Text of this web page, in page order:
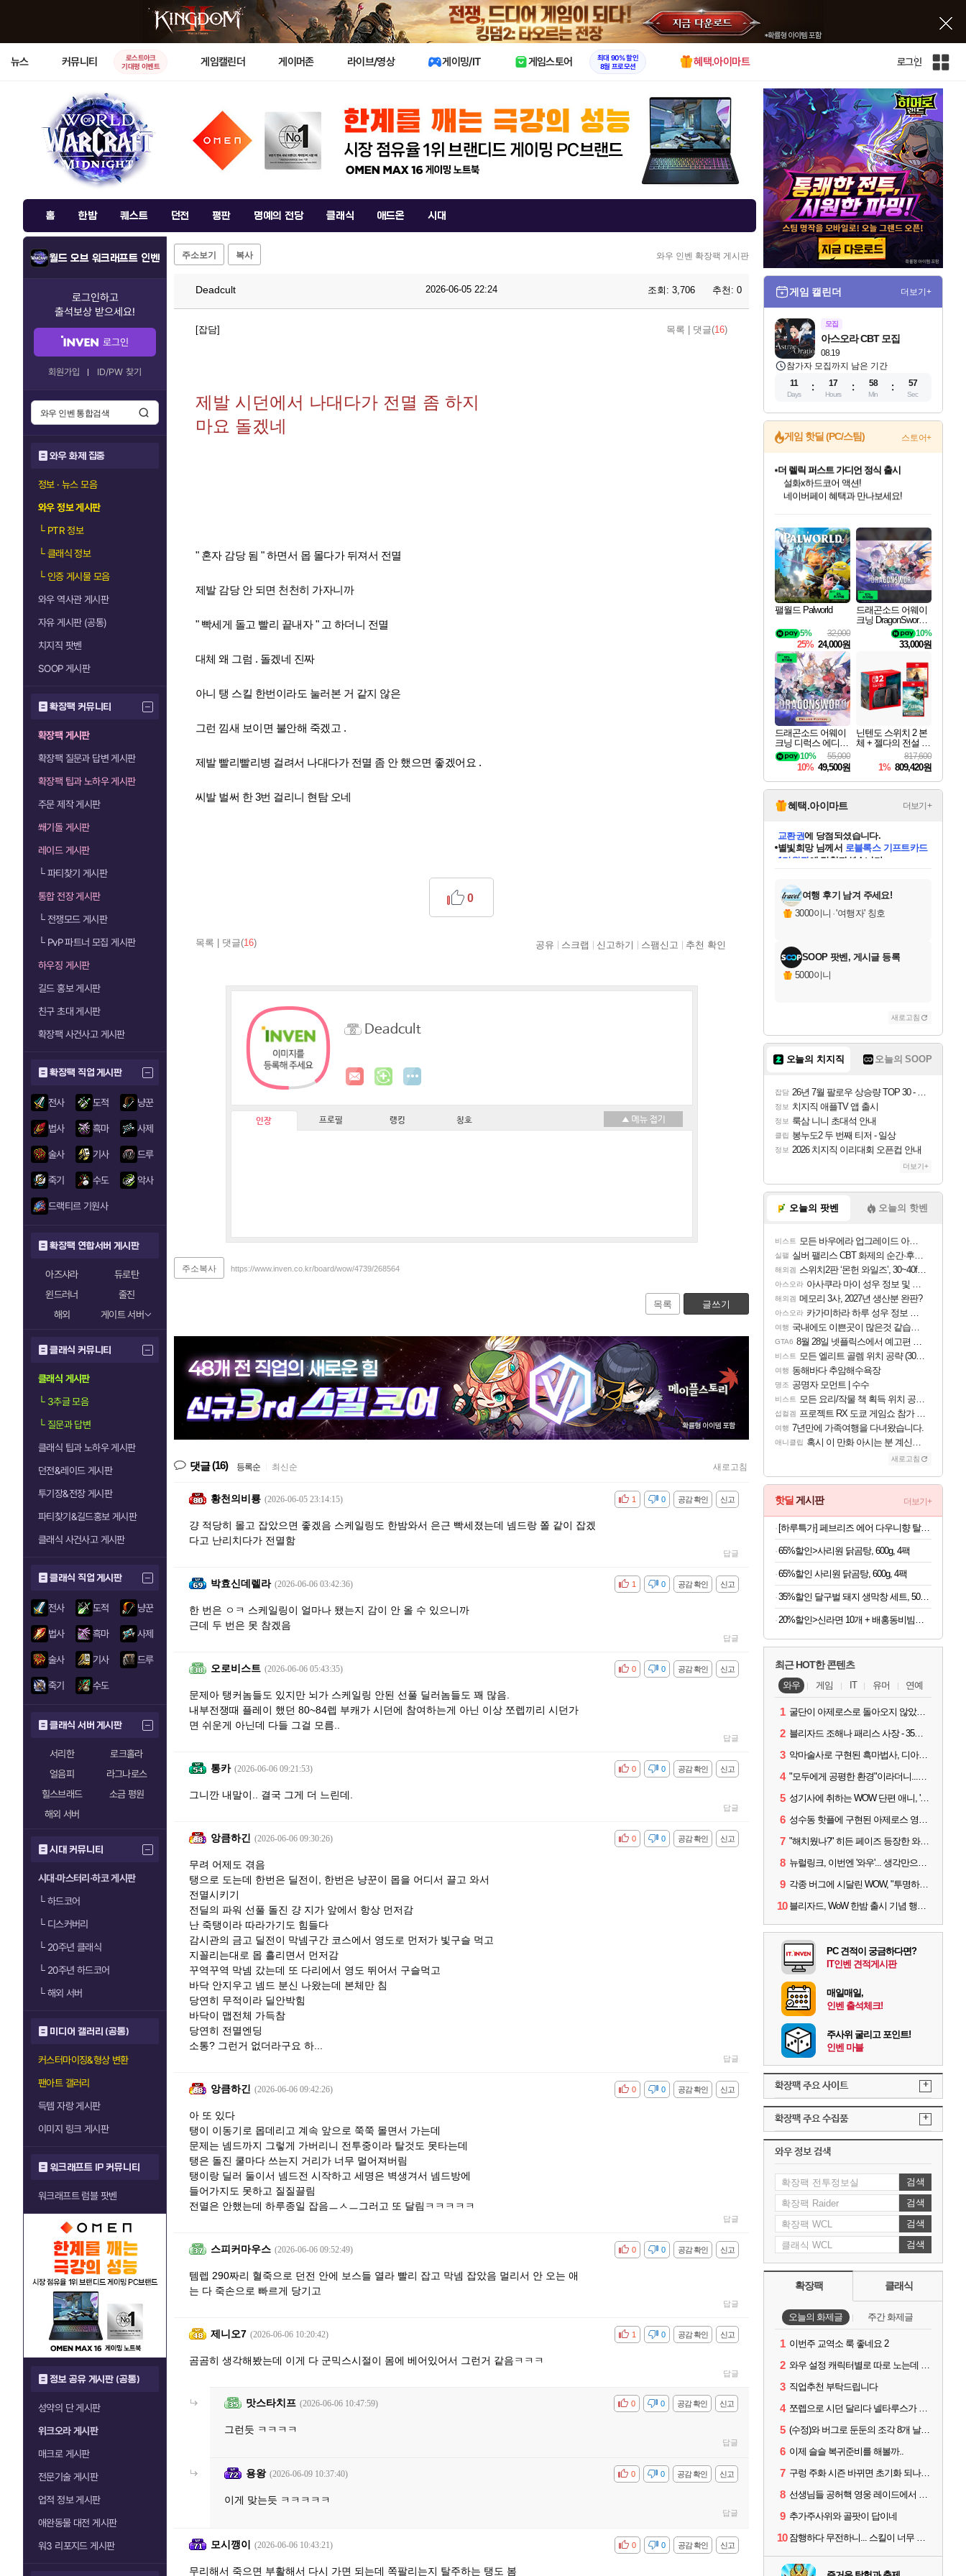
X
뉴스 커뮤니티
로스트아크
기대평 이벤트
게임캘린더 게이머존 라이브/영상 게이밍/IT 게임스토어
최대 90% 할인
8월 프로모션
혜택.아이마트 로그인
인
전
이
트
맵
홈 한밤 퀘스트 던전 평판 명예의 전당 클래식 애드온 시대
월드 오브 워크래프트 인벤
로그인하고
출석보상 받으세요!
로그인
회원가입 ID/PW 찾기
와우 화제 집중
정보 · 뉴스 모음
와우 정보 게시판
└PTR 정보
└클래식 정보
└인증 게시물 모음
와우 역사관 게시판
자유 게시판 (공통)
치지직 팟벤
SOOP 게시판
확장팩 커뮤니티
확장팩 게시판
확장팩 질문과 답변 게시판
확장팩 팁과 노하우 게시판
주문 제작 게시판
쐐기돌 게시판
레이드 게시판
└파티찾기 게시판
통합 전장 게시판
└전쟁모드 게시판
└PvP 파트너 모집 게시판
하우징 게시판
길드 홍보 게시판
친구 초대 게시판
확장팩 사건사고 게시판
확장팩 직업 게시판
전사 도적 냥꾼
법사 흑마 사제
술사 기사 드루
죽기 수도 악사
드랙티르 기원사
확장팩 연합서버 게시판
아즈샤라
듀로탄
윈드러너
줄진
해외
게이트 서버
클래식 커뮤니티
클래식 게시판
└3추글 모음
└질문과 답변
클래식 팁과 노하우 게시판
던전&레이드 게시판
투기장&전장 게시판
파티찾기&길드홍보 게시판
클래식 사건사고 게시판
클래식 직업 게시판
전사 도적 냥꾼
법사 흑마 사제
술사 기사 드루
죽기 수도
클래식 서버 게시판
서리한
로크홀라
얼음피
라그나로스
힐스브래드
소금 평원
해외 서버
시대 커뮤니티
시대·마스터리·하코 게시판
└하드코어
└디스커버리
└20주년 클래식
└20주년 하드코어
└해외 서버
미디어 갤러리 (공통)
커스터마이징&형상 변환
팬아트 갤러리
득템 자랑 게시판
이미지 링크 게시판
워크래프트 IP 커뮤니티
워크래프트 럼블 팟벤
정보 공유 게시판 (공통)
성약의 단 게시판
위크오라 게시판
매크로 게시판
전문기술 게시판
업적 정보 게시판
애완동물 대전 게시판
워3 리포지드 게시판
주소보기 복사 와우 인벤 확장팩 게시판
Deadcult 2026-06-05 22:24 조회: 3,706 추천: 0
[잡담] 목록 댓글(16)
제발 시던에서 나대다가 전멸 좀 하지
마요 돌겠네
" 혼자 감당 됨 " 하면서 몹 몰다가 뒤져서 전멸
제발 감당 안 되면 천천히 가자니까
" 빡세게 돌고 빨리 끝내자 " 고 하더니 전멸
대체 왜 그럼 . 돌겠네 진짜
아니 탱 스킬 한번이라도 눌러본 거 같지 않은
그런 낌새 보이면 불안해 죽겠고 .
제발 빨리빨리병 걸려서 나대다가 전멸 좀 안 했으면 좋겠어요 .
씨발 벌써 한 3번 걸리니 현탐 오네
목록 댓글(16)
0
공유 스크랩 신고하기 스팸신고 추천 확인
Deadcult
인장 프로필 랭킹 칭호
주소복사 https://www.inven.co.kr/board/wow/4739/268564
목록 글쓰기
댓글(16) 등록순 최신순 새로고침
황천의비룡 (2026-06-05 23:14:15) 신고
공감 확인
비공감 0
1
걍 적당히 몰고 잡았으면 좋겠음 스케일링도 한밤와서 은근 빡세졌는데 넴드랑 쫄 같이 잡겠
다고 난리치다가 전멸함
답글
박효신데렐라 (2026-06-06 03:42:36) 신고
공감 확인
비공감 0
1
한 번은 ㅇㅋ 스케일링이 얼마나 됐는지 감이 안 올 수 있으니까
근데 두 번은 못 참겠음
답글
오로비스트 (2026-06-06 05:43:35) 신고
공감 확인
비공감 0
0
문제아 탱커놈들도 있지만 뇌가 스케일링 안된 선풀 딜러놈들도 꽤 많음.
내부전쟁때 플레이 했던 80~84렙 부캐가 시던에 참여하는게 아닌 이상 쪼렙끼리 시던가
면 쉬운게 아닌데 다들 그걸 모름..
답글
통카 (2026-06-06 09:21:53) 신고
공감 확인
비공감 0
0
그니깐 내말이.. 결국 그게 더 느린데.
답글
앙큼하긴 (2026-06-06 09:30:26) 신고
공감 확인
비공감 0
0
무려 어제도 겪음
탱으로 도는데 한번은 딜전이, 한번은 냥꾼이 몹을 어디서 끌고 와서
전멸시키기
전딜의 파워 선풀 돌진 걍 지가 앞에서 항상 먼저감
난 죽탱이라 따라가기도 힘들다
감시관의 금고 딜전이 막넴구간 코스에서 영도로 먼저가 빛구슬 먹고
지꼴리는대로 몹 흘리면서 먼저감
꾸역꾸역 막넴 갔는데 또 다리에서 영도 뛰어서 구슬먹고
바닥 안지우고 넴드 분신 나왔는데 본체만 침
당연히 무적이라 딜안박힘
바닥이 맵전체 가득참
당연히 전멸엔딩
소통? 그런거 없더라구요 하...
답글
앙큼하긴 (2026-06-06 09:42:26) 신고
공감 확인
비공감 0
0
아 또 있다
탱이 이동기로 몹데리고 계속 앞으로 쭉쭉 몰면서 가는데
문제는 넴드까지 그렇게 가버리니 전투중이라 탈것도 못타는데
탱은 돌진 쿨마다 쓰는지 거리가 너무 멀어져버림
탱이랑 딜러 둘이서 넴드전 시작하고 세명은 벽생겨서 넴드방에
들어가지도 못하고 질질끌림
전멸은 안했는데 하루종일 잡음ㅡㅅㅡ그러고 또 달림ㅋㅋㅋㅋㅋ
답글
스피커마우스 (2026-06-06 09:52:49) 신고
공감 확인
비공감 0
0
템렙 290짜리 혈죽으로 던전 안에 보스들 열라 빨리 잡고 막넴 잡았음 멀리서 안 오는 애
는 다 죽손으로 빠르게 당기고
답글
제니오7 (2026-06-06 10:20:42) 신고
공감 확인
비공감 0
1
곰곰히 생각해봤는데 이게 다 군믹스시절이 몸에 베어있어서 그런거 같음ㅋㅋㅋ
답글
맛스타치프 (2026-06-06 10:47:59) 신고
공감 확인
비공감 0
0
그런듯 ㅋㅋㅋㅋ
답글
용왕 (2026-06-09 10:37:40) 신고
공감 확인
비공감 0
0
이게 맞는듯 ㅋㅋㅋㅋㅋ
답글
모시깽이 (2026-06-06 10:43:21) 신고
공감 확인
비공감 0
0
무리해서 죽으면 부활해서 다시 가면 되는데 쪽팔리는지 탈주하는 탱도 봄
게임 캘린더 더보기+
모집
08.19
아스오라 CBT 모집
참가자 모집까지 남은 기간
11
Days
17
Hours
58
Min
56
Sec
게임 핫딜 (PC/스팀) 스토어+
최대 90% 할인가를 만나보세요!
네이버혜택과 함께 만나보세요!
50%할인&추가 적립까지!
네이버 포인트 혜택까지!
이니&베니 혜택까지!
네이버 혜택가와 함께 예약하세요!
할인&네이버혜택으로 만나보세요!
더 렐릭 퍼스트 가디언 정식 출시
설화x하드코어 액션!
네이버페이 혜택과 만나보세요!
40주년 프로모션으로 만나보세요!
할인가에 만나보세요!
일부 에디션 상시 할인!
혜택으로 예약 판매 중
편안하게 충전하세요
팰월드 Palworld
32,000
5%
25% 24,000원
드래곤소드 어웨이
크닝 DragonSword A
10%
33,000원
드래곤소드 어웨이
크닝 디럭스 에디션
DragonSword Awake
ning Deluxe Edition
55,000
10%
10% 49,500원
닌텐도 스위치 2 본
체 + 젤다의 전설 티
어스 오브 더 킹덤
닌텐도 스위치 2 에
디션 + 젤다의 전설
브레스 오브 더 와
일드 닌텐도 스위치
2 에디션 번들
817,600
1% 809,420원
혜택.아이마트 더보기+
교환.
당첨되셨습니다.
당첨되셨습니다.
당첨되셨습니다.
별빛희망 님께서로블록스 기프트카드
1만원권에 당첨되셨습니다.
당첨되셨습니다.
당첨되셨습니다.
당첨되셨습니다.
당첨되셨습니다.
에디션 (스팀코드) 를 교환.
당첨되셨습니다.
여행 후기 남겨 주세요!
3000이니 ·'여행자' 칭호
SOOP 팟벤, 게시글 등록
5000이니
새로고침
오늘의 치지직 오늘의 SOOP
잡담 26년 7월 팔로우 상승량 TOP 30 - 월간 치지직
정보 치지직 애플TV 앱 출시
정보 룩삼 니니 초대석 안내
클립 봉누도2 두 번째 티저 - 일상
정보 2026 치지직 이리대회 오픈컵 안내
더보기+
오늘의 팟벤 오늘의 핫벤
비스트 모든 바우에라 업그레이드 아이템 획득 위치 공략 (89개)
실팰 실버 팰리스 CBT 화제의 순간·후기 모음
해외겜 스위치2판 ‘몬헌 와일즈’, 30~40fps 목표 추정
아스오라 아사쿠라 마이 성우 정보 및 주요 필모
해외겜 메모리 3사, 2027년 생산분 완판?
아스오라 카가미하라 하루 성우 정보 및 주요 필모
여행 국내에도 이쁜곳이 많은것 같습니다
GTA6 8월 28일 넷플릭스에서 예고편 공개 예정
비스트 모든 엘리트 골렘 위치 공략 (30개) - 방랑 결투가
여행 동해바다 추암해수욕장
명조 공명자 모먼트 | 수수
비스트 모든 요리/작물 책 획득 위치 공략 (36개) - 미식가 도전과제
섭컬겜 프로젝트 RX 도쿄 게임쇼 참가 결정
여행 7년만에 가족여행을 다녀왔습니다.
애니클립 혹시 이 만화 아시는 분 계신가요
새로고침
핫딜 게시판 더보기+
[하루특가] 페브리즈 에어 다우니향 탈취제 본품, 165g, 4개
65%할인>사리원 닭곰탕, 600g, 4팩
65%할인 사리원 닭곰탕, 600g, 4팩
35%할인 달구벌 돼지 생막창 세트, 500g, 2봉
20%할인>신라면 10개 + 배홍동비빔면 8개, 1박스
최근 HOT한 콘텐츠
와우 게임 IT 유머 연예
1 굴단이 아제로스로 돌아오지 않았다면? 와우 클래식+ 주목
2 블리자드 조해나 패리스 사장 - 35년 역사, 그리고 비전
3 악마술사로 구현된 흑마법사, 디아4 x 와우 콜라보 살펴보기
4 "모두에게 공평한 환경"이라더니...여전히 살아있는 애드온
5 성기사에 취하는 WOW 단편 애니, '신성한 모든 것'
6 성수동 핫플에 구현된 아제로스 영웅들의 안식처, WoW 홈스윗홈
7 "해치웠나?" 히든 페이즈 등장한 와우 '한밤', 세계 최초 킬은 '팀 리퀴드'
8 뉴럴링크, 이번엔 '와우'... 생각만으로 게임하는 시대 성큼
9 각종 버그에 시달린 WOW, "투명하고 신속한 소통과 대응 약속"
10 블리자드, WoW 한밤 출시 기념 행사 '홈스윗홈' 28일 개최
PC 견적이 궁금하다면?
IT인벤 견적게시판
매일매일,
인벤 출석체크!
주사위 굴리고 포인트!
인벤 마블
확장팩 주요 사이트 +
확장팩 주요 수집품 +
와우 정보 검색
검색
검색
검색
검색
확장팩 클래식
오늘의 화제글 주간 화제글
1 이번주 교역소 룩 좋네요 2
2 와우 설정 캐릭터별로 따로 노는데 통일시키는법 있나요
3 직업추천 부탁드립니다
4 쪼렙으로 시던 달리다 넬타루스가 나오면 긴장해야 할 몹
5 (수정)와 버그로 둔둔의 조각 8개 날라갔다
6 이제 슬슬 복귀준비를 해볼까..
7 구렁 주화 시즌 바뀌면 초기화 되나요?
8 선생님들 공허핵 영웅 레이드에서 굴리면 영웅템 인거죠?
9 추가주사위와 골팟이 답이네
10 잠행하다 무전하니... 스킬이 너무 많소...ㅠㅠ